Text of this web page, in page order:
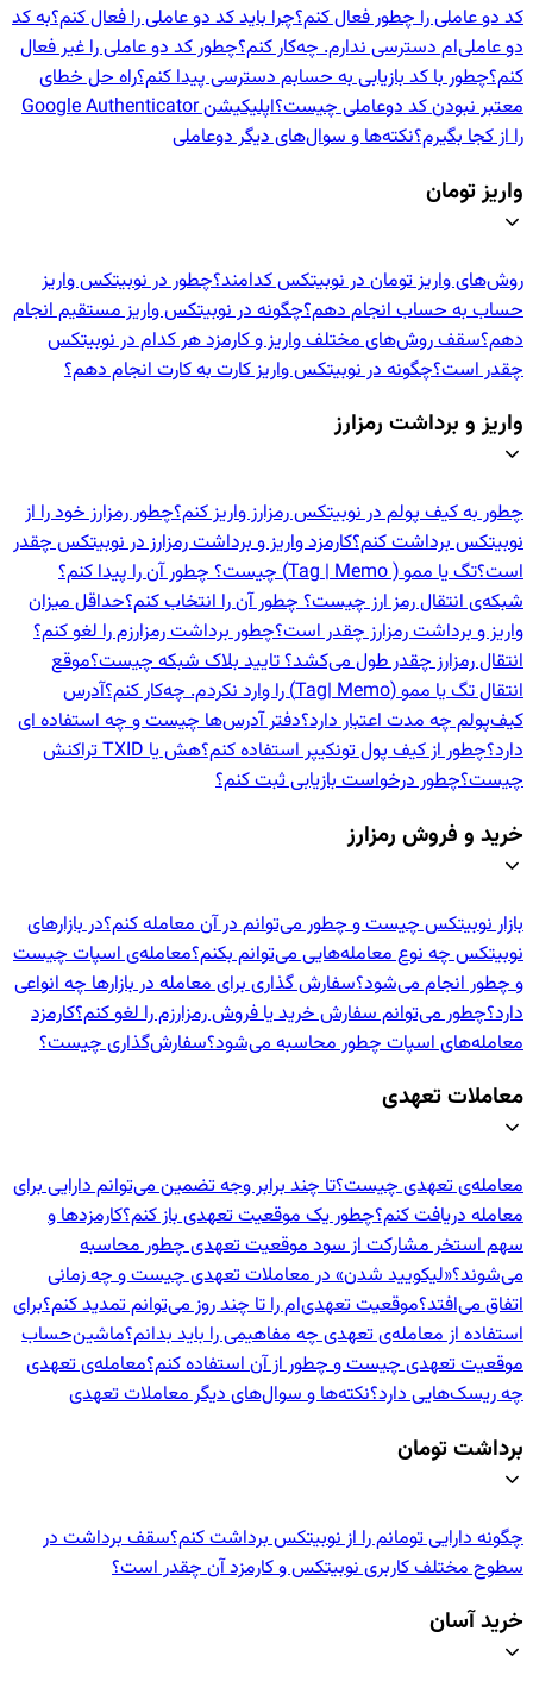
کد دو عاملی را چطور فعال کنم؟چرا باید کد دو عاملی را فعال کنم؟به کد
دو عاملی‌ام دسترسی ندارم. چه‌کار کنم؟چطور کد دو عاملی را غیر فعال
کنم؟چطور با کد بازیابی به حسابم دسترسی پیدا کنم؟راه حل خطای
معتبر نبودن کد دوعاملی چیست؟
اپلیکیشن Google Authenticator
را از کجا بگیرم؟نکته‌ها و سوال‌های دیگر دوعاملی
واریز تومان
روش‌های واریز تومان در نوبیتکس کدامند؟چطور در نوبیتکس واریز
حساب به حساب انجام دهم؟چگونه در نوبیتکس واریز مستقیم انجام
دهم؟سقف روش‌های مختلف واریز و کارمزد هر کدام در نوبیتکس
چقدر است؟چگونه در نوبیتکس واریز کارت به کارت انجام دهم؟
واریز و برداشت رمزارز
چطور به کیف پولم در نوبیتکس رمزارز واریز کنم؟چطور رمزارز خود را از
نوبیتکس برداشت کنم؟کارمزد واریز و برداشت رمزارز در نوبیتکس چقدر
است؟تگ یا ممو ( Tag | Memo) چیست؟ چطور آن را پیدا کنم؟
شبکه‌ی انتقال رمز ارز چیست؟ چطور آن را انتخاب کنم؟حداقل میزان
واریز و برداشت رمزارز چقدر است؟چطور برداشت رمزارزم را لغو کنم؟
انتقال رمزارز چقدر طول می‌کشد؟ تایید بلاک شبکه چیست؟موقع
انتقال تگ یا ممو (Tag| Memo) را وارد نکردم. چه‌کار کنم؟
آدرس
کیف‌پولم چه مدت اعتبار دارد؟دفتر آدرس‌ها چیست و چه استفاده ای
دارد؟چطور از کیف پول تونکیپر استفاده کنم؟
هش یا TXID تراکنش
چیست؟چطور درخواست بازیابی ثبت کنم؟
خرید و فروش رمزارز
بازار نوبیتکس چیست و چطور می‌توانم در آن معامله کنم؟در بازارهای
نوبیتکس چه نوع معامله‌هایی می‌توانم بکنم؟معامله‌ی اسپات چیست
و چطور انجام می‌شود؟سفارش گذاری برای معامله در بازارها چه انواعی
دارد؟چطور می‌توانم سفارش خرید یا فروش رمزارزم را لغو کنم؟کارمزد
معامله‌های اسپات چطور محاسبه می‌شود؟سفارش‌گذاری چیست؟
معاملات تعهدی
معامله‌ی تعهدی چیست؟تا چند برابر وجه تضمین می‌توانم دارایی برای
معامله دریافت کنم؟چطور یک موقعیت تعهدی باز کنم؟کارمزدها و
سهم استخر مشارکت از سود موقعیت تعهدی چطور محاسبه
می‌شوند؟«لیکویید شدن» در معاملات تعهدی چیست و چه زمانی
اتفاق می‌افتد؟موقعیت تعهدی‌ام را تا چند روز می‌توانم تمدید کنم؟برای
استفاده از معامله‌ی تعهدی چه مفاهیمی را باید بدانم؟ماشین‌حساب
موقعیت تعهدی چیست و چطور از آن استفاده کنم؟معامله‌ی تعهدی
چه ریسک‌هایی دارد؟نکته‌ها و سوال‌های دیگر معاملات تعهدی
برداشت تومان
چگونه دارایی تومانم را از نوبیتکس برداشت کنم؟سقف برداشت در
سطوح مختلف کاربری نوبیتکس و کارمزد آن چقدر است؟
خرید آسان